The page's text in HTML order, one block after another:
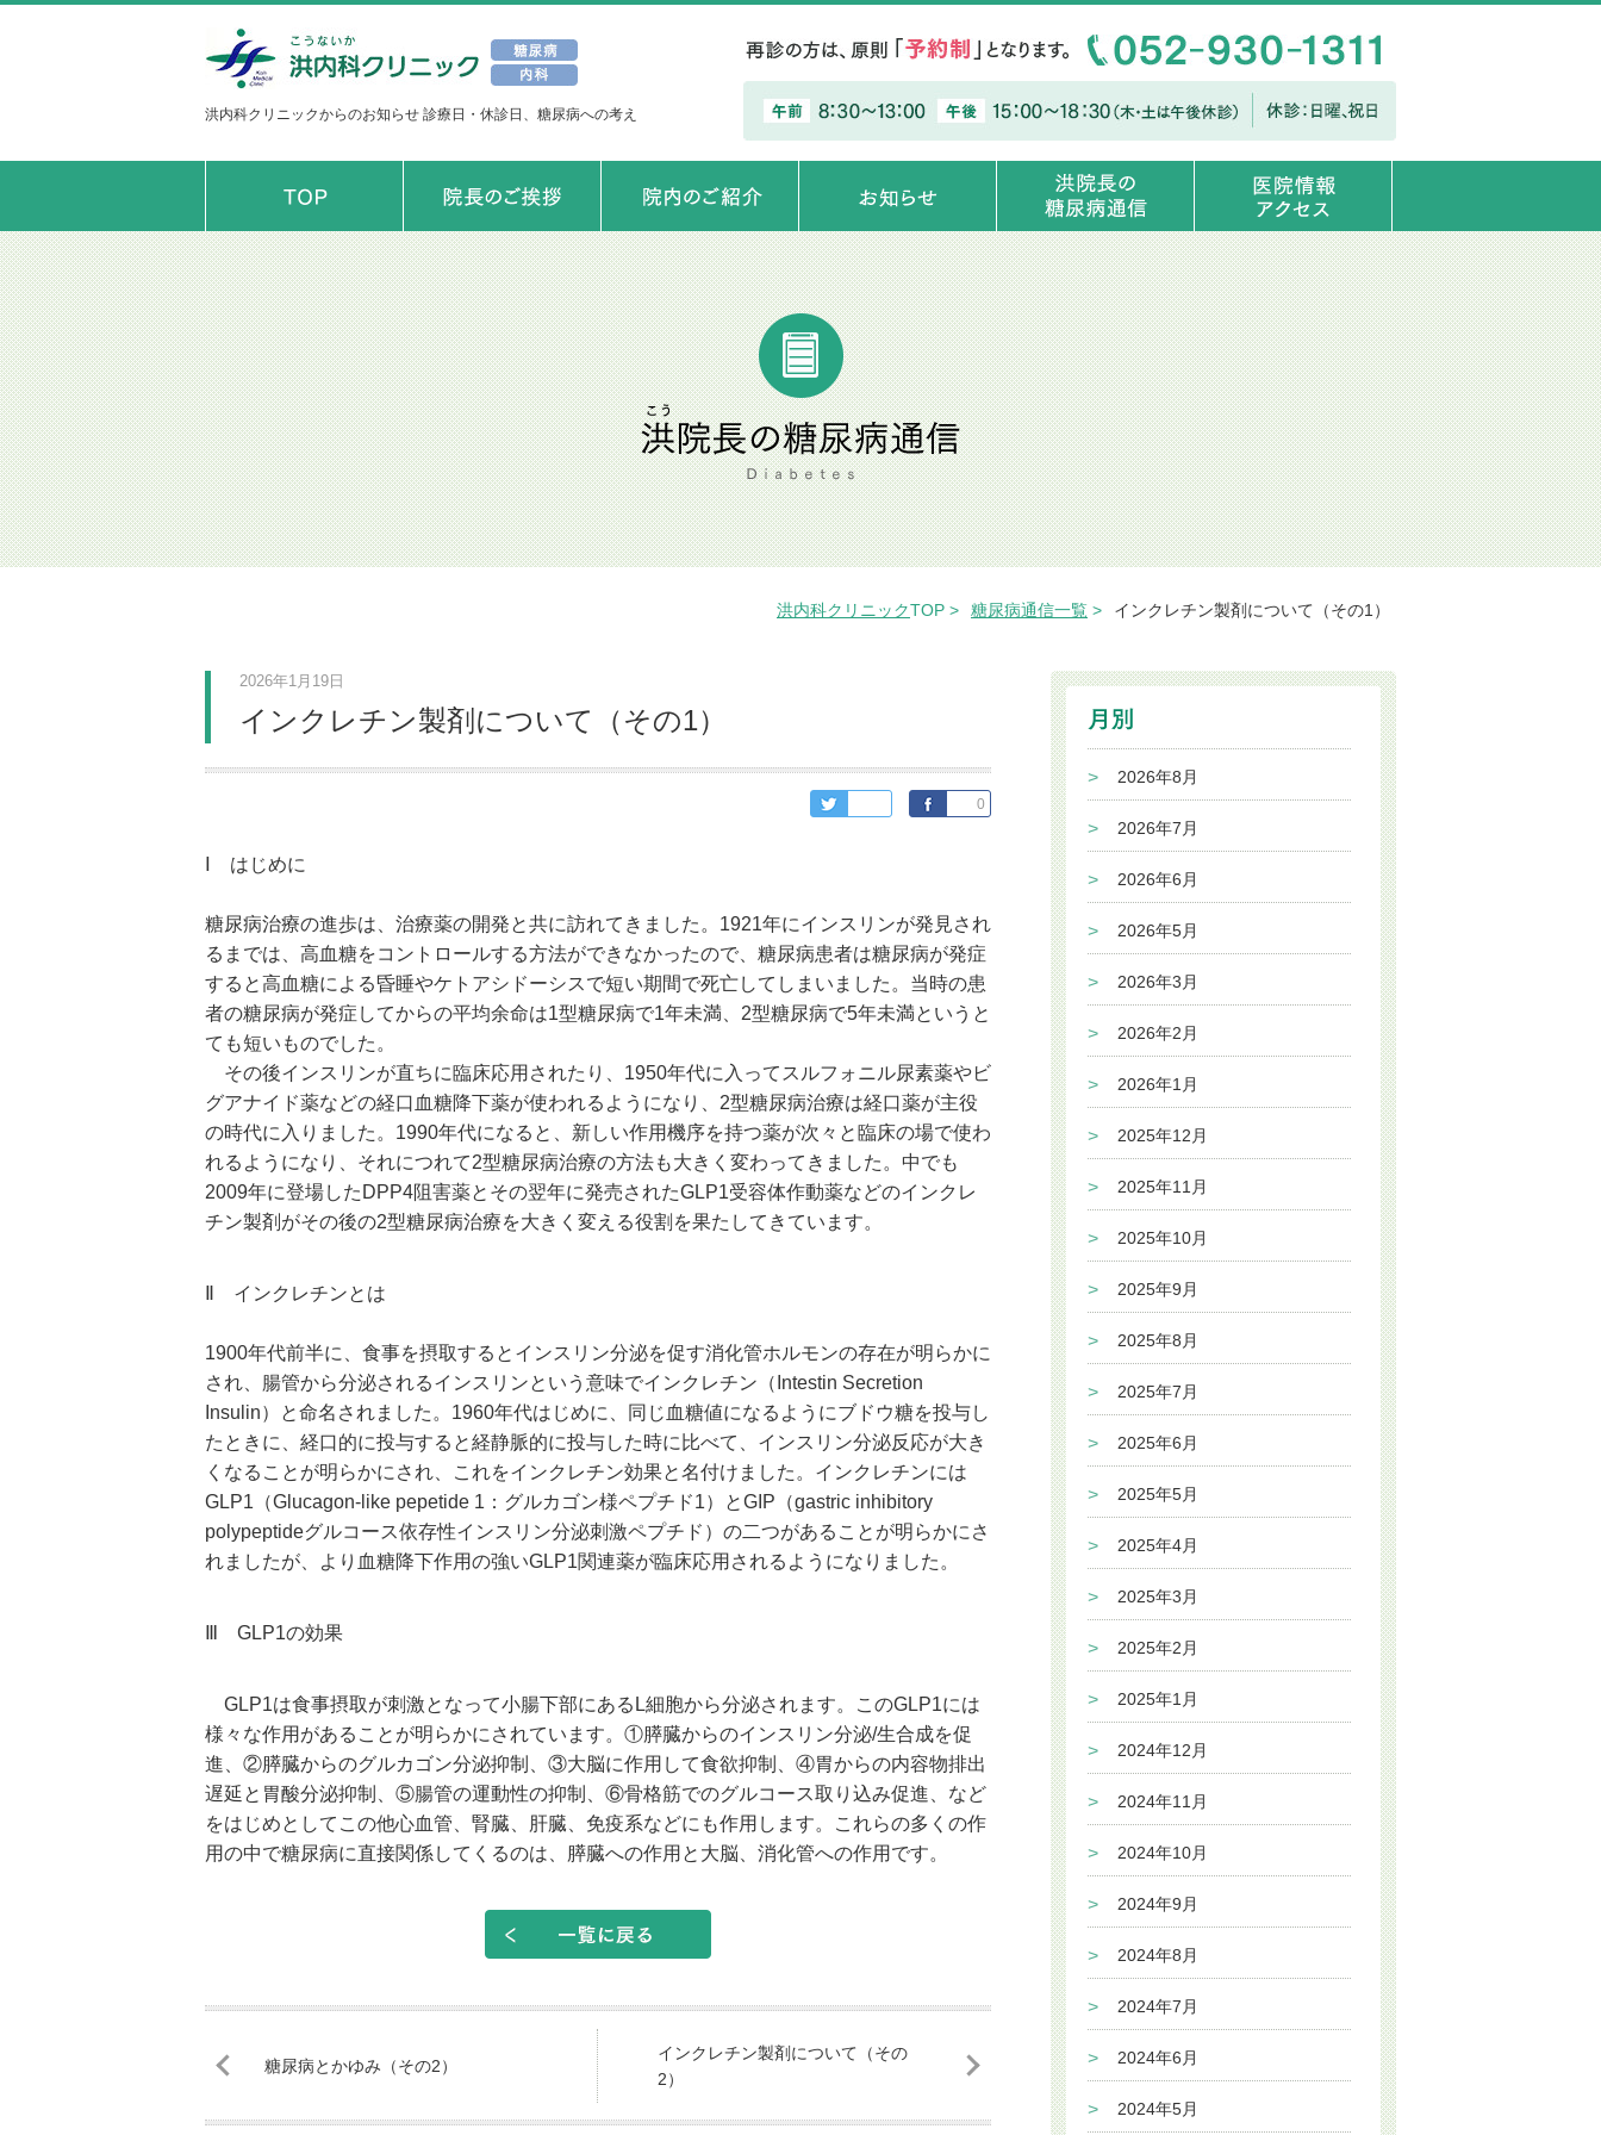
洪内科クリニックからのお知らせ 診療日・休診日、糖尿病への考え
洪内科クリニックTOP 糖尿病通信一覧 インクレチン製剤について（その1）
2026年1月19日
インクレチン製剤について（その1）
0
Ⅰ はじめに
糖尿病治療の進歩は、治療薬の開発と共に訪れてきました。1921年にインスリンが発見され
るまでは、高血糖をコントロールする方法ができなかったので、糖尿病患者は糖尿病が発症
すると高血糖による昏睡やケトアシドーシスで短い期間で死亡してしまいました。当時の患
者の糖尿病が発症してからの平均余命は1型糖尿病で1年未満、2型糖尿病で5年未満というと
ても短いものでした。
その後インスリンが直ちに臨床応用されたり、1950年代に入ってスルフォニル尿素薬やビ
グアナイド薬などの経口血糖降下薬が使われるようになり、2型糖尿病治療は経口薬が主役
の時代に入りました。1990年代になると、新しい作用機序を持つ薬が次々と臨床の場で使わ
れるようになり、それにつれて2型糖尿病治療の方法も大きく変わってきました。中でも
2009年に登場したDPP4阻害薬とその翌年に発売されたGLP1受容体作動薬などのインクレ
チン製剤がその後の2型糖尿病治療を大きく変える役割を果たしてきています。
Ⅱ インクレチンとは
1900年代前半に、食事を摂取するとインスリン分泌を促す消化管ホルモンの存在が明らかに
され、腸管から分泌されるインスリンという意味でインクレチン（Intestin Secretion
Insulin）と命名されました。1960年代はじめに、同じ血糖値になるようにブドウ糖を投与し
たときに、経口的に投与すると経静脈的に投与した時に比べて、インスリン分泌反応が大き
くなることが明らかにされ、これをインクレチン効果と名付けました。インクレチンには
GLP1（Glucagon-like pepetide 1：グルカゴン様ペプチド1）とGIP（gastric inhibitory
polypeptideグルコース依存性インスリン分泌刺激ペプチド）の二つがあることが明らかにさ
れましたが、より血糖降下作用の強いGLP1関連薬が臨床応用されるようになりました。
Ⅲ GLP1の効果
GLP1は食事摂取が刺激となって小腸下部にあるL細胞から分泌されます。このGLP1には
様々な作用があることが明らかにされています。①膵臓からのインスリン分泌/生合成を促
進、②膵臓からのグルカゴン分泌抑制、③大脳に作用して食欲抑制、④胃からの内容物排出
遅延と胃酸分泌抑制、⑤腸管の運動性の抑制、⑥骨格筋でのグルコース取り込み促進、など
をはじめとしてこの他心血管、腎臓、肝臓、免疫系などにも作用します。これらの多くの作
用の中で糖尿病に直接関係してくるのは、膵臓への作用と大脳、消化管への作用です。
糖尿病とかゆみ（その2）
インクレチン製剤について（その
2）
2026年8月
2026年7月
2026年6月
2026年5月
2026年3月
2026年2月
2026年1月
2025年12月
2025年11月
2025年10月
2025年9月
2025年8月
2025年7月
2025年6月
2025年5月
2025年4月
2025年3月
2025年2月
2025年1月
2024年12月
2024年11月
2024年10月
2024年9月
2024年8月
2024年7月
2024年6月
2024年5月